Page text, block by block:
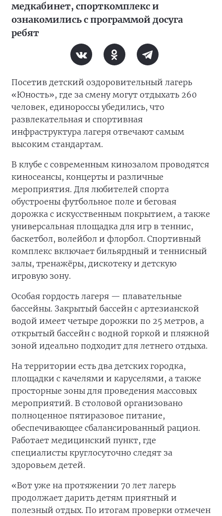
медкабинет, спорткомплекс и
ознакомились с программой досуга
ребят
Посетив детский оздоровительный лагерь
«Юность», где за смену могут отдыхать 260
человек, единороссы убедились, что
развлекательная и спортивная
инфраструктура лагеря отвечают самым
высоким стандартам.
В клубе с современным кинозалом проводятся
киносеансы, концерты и различные
мероприятия. Для любителей спорта
обустроены футбольное поле и беговая
дорожка с искусственным покрытием, а также
универсальная площадка для игр в теннис,
баскетбол, волейбол и флорбол. Спортивный
комплекс включает бильярдный и теннисный
залы, тренажёры, дискотеку и детскую
игровую зону.
Особая гордость лагеря — плавательные
бассейны. Закрытый бассейн с артезианской
водой имеет четыре дорожки по 25 метров, а
открытый бассейн с водной горкой и пляжной
зоной идеально подходит для летнего отдыха.
На территории есть два детских городка,
площадки с качелями и каруселями, а также
просторные зоны для проведения массовых
мероприятий. В столовой организовано
полноценное пятиразовое питание,
обеспечивающее сбалансированный рацион.
Работает медицинский пункт, где
специалисты круглосуточно следят за
здоровьем детей.
«Вот уже на протяжении 70 лет лагерь
продолжает дарить детям приятный и
полезный отдых. По итогам проверки отмечен